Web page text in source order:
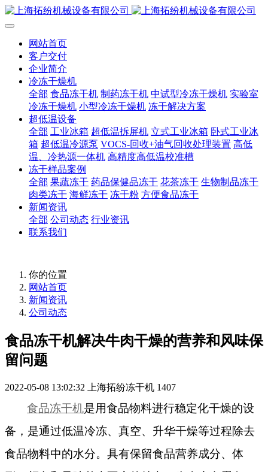
网站首页
客户交付
企业简介
冷冻干燥机
全部 食品冻干机 制药冻干机 中试型冷冻干燥机 实验室
冷冻干燥机 小型冷冻干燥机 冻干解决方案
超低温设备
全部 工业冰箱 超低温拆屏机 立式工业冰箱 卧式工业冰
箱 超低温冷源泵 VOCS-回收+油气回收处理装置 高低
温、冷热源一体机 高精度高低温校准槽
冻干样品案例
全部 果蔬冻干 药品保健品冻干 花茶冻干 生物制品冻干
肉类冻干 海鲜冻干 冻干粉 方便食品冻干
新闻资讯
全部 公司动态 行业资讯
联系我们
你的位置
网站首页
新闻资讯
公司动态
食品冻干机解决牛肉干燥的营养和风味保
留问题
2022-05-08 13:02:32 上海拓纷冻干机 1407
食品冻干机是用食品物料进行稳定化干燥的设
备，是通过低温冷冻、真空、升华干燥等过程除去
食品物料中的水分。具有保留食品营养成分、体